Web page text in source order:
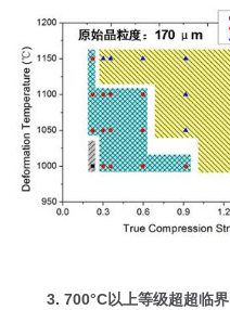
3. 700°C以上等级超超临